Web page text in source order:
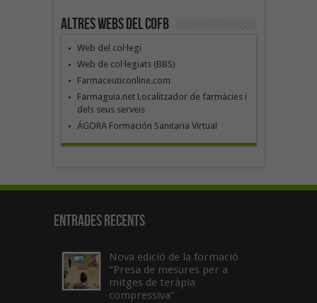
Altres webs del COFB
Web del col·legi
Web de col·legiats (BBS)
Farmaceuticonline.com
Farmaguia.net Localitzador de farmàcies i
dels seus serveis
ÁGORA Formación Sanitaria Virtual
Entrades recents
Nova edició de la formació
“Presa de mesures per a
mitges de teràpia
compressiva”